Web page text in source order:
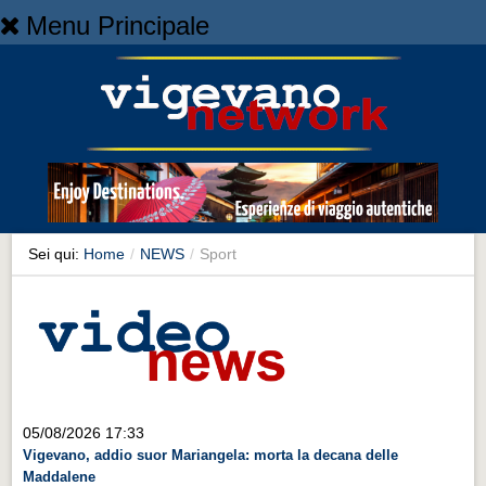
Menu Principale
NEWS
Cronaca
Cronaca
Artes et Artificia
Territorio
Territorio
Sei qui: Home / NEWS / Sport
05/08/2026 17:33
Vigevano, addio suor Mariangela: morta la decana delle
Maddalene